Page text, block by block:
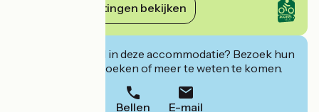
Haar verplichtingen bekijken
Geïnteresseerd in deze accommodatie? Bezoek hun
website om te boeken of meer te weten te komen.
Bellen E-mail